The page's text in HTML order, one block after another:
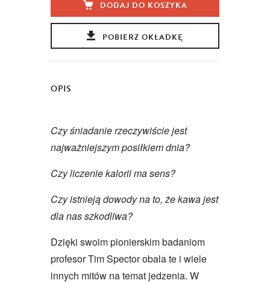
DODAJ DO KOSZYKA
POBIERZ OKŁADKĘ
OPIS
Czy śniadanie rzeczywiście jest
najważniejszym posiłkiem dnia?
Czy liczenie kalorii ma sens?
Czy istnieją dowody na to, że kawa jest
dla nas szkodliwa?
Dzięki swoim pionierskim badaniom
profesor Tim Spector obala te i wiele
innych mitów na temat jedzenia. W